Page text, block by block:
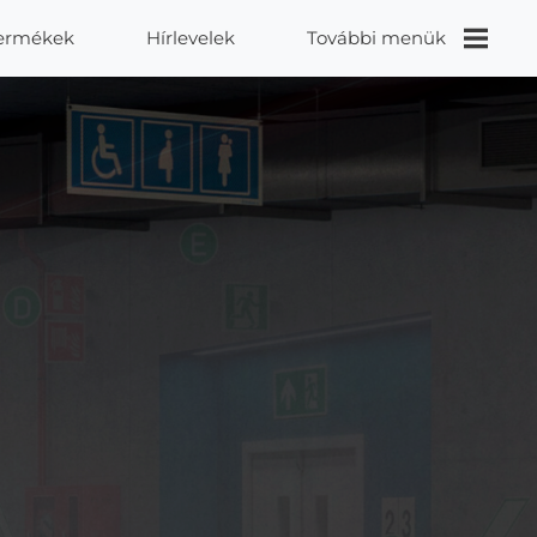
Hírlevelek További menük